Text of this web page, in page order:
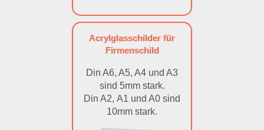
Acrylglasschilder für
Firmenschild
Din A6, A5, A4 und A3
sind 5mm stark.
Din A2, A1 und A0 sind
10mm stark.